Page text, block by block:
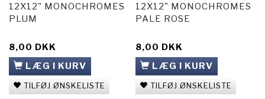
12X12" MONOCHROMES
PLUM
8,00 DKK
LÆG I KURV
TILFØJ ØNSKELISTE
12X12" MONOCHROMES
PALE ROSE
8,00 DKK
LÆG I KURV
TILFØJ ØNSKELISTE